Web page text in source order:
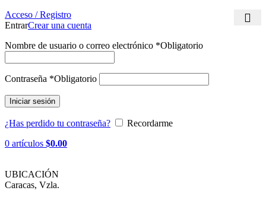
Acceso / Registro
EntrarCrear una cuenta
Nombre de usuario o correo electrónico *Obligatorio
Contraseña *Obligatorio
Iniciar sesión
¿Has perdido tu contraseña?
Recordarme
0 artículos $0.00
UBICACIÓN
Caracas, Vzla.